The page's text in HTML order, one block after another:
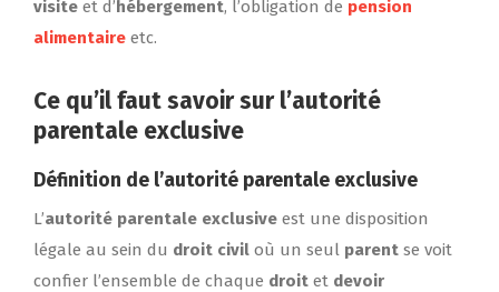
visite et d’hébergement, l’obligation de pension
alimentaire etc.
Ce qu’il faut savoir sur l’autorité
parentale exclusive
Définition de l’autorité parentale exclusive
L’autorité parentale exclusive est une disposition
légale au sein du droit civil où un seul parent se voit
confier l’ensemble de chaque droit et devoir